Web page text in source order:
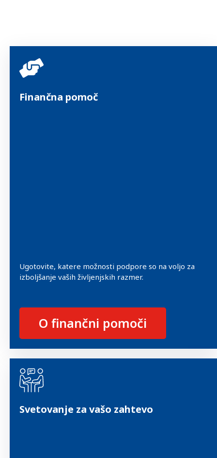
Finančna pomoč
Ugotovite, katere možnosti podpore so na voljo za
izboljšanje vaših življenjskih razmer.
O finančni pomoči
Svetovanje za vašo zahtevo